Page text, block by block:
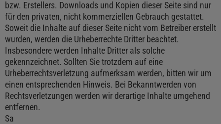
bzw. Erstellers. Downloads und Kopien dieser Seite sind nur
für den privaten, nicht kommerziellen Gebrauch gestattet.
Soweit die Inhalte auf dieser Seite nicht vom Betreiber erstellt
wurden, werden die Urheberrechte Dritter beachtet.
Insbesondere werden Inhalte Dritter als solche
gekennzeichnet. Sollten Sie trotzdem auf eine
Urheberrechtsverletzung aufmerksam werden, bitten wir um
einen entsprechenden Hinweis. Bei Bekanntwerden von
Rechtsverletzungen werden wir derartige Inhalte umgehend
entfernen.
Sa